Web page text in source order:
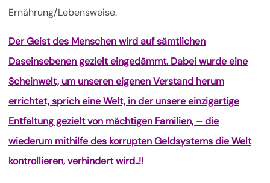
Ernährung/Lebensweise.
Der Geist des Menschen wird auf sämtlichen
Daseinsebenen gezielt eingedämmt. Dabei wurde eine
Scheinwelt, um unseren eigenen Verstand herum
errichtet, sprich eine Welt, in der unsere einzigartige
Entfaltung gezielt von mächtigen Familien, – die
wiederum mithilfe des korrupten Geldsystems die Welt
kontrollieren, verhindert wird..!!